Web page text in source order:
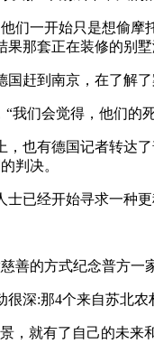
们一开始只是想偷
那套正在装修的别
国赶到南京，在了解
我们会觉得，他们的
也有德国记者转达
判决。
已经开始寻求一种
善的方式纪念普方一
很深:那4个来自苏北
，就有了自己的未